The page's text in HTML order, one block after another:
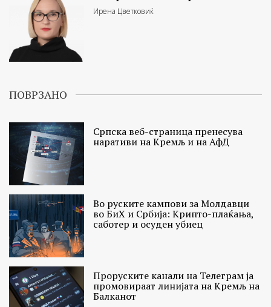
Ирена Цветковиќ
ПОВРЗАНО
Српска веб-страница пренесува
наративи на Кремљ и на АфД
Во руските кампови за Молдавци
во БиХ и Србија: Крипто-плаќања,
саботер и осуден убиец
Проруските канали на Телеграм ја
промовираат линијата на Кремљ на
Балканот